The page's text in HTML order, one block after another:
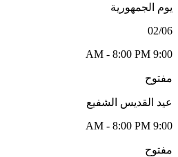
يوم الجمهورية
02/06
9:00 AM - 8:00 PM
مفتوح
عيد القديس الشفيع
9:00 AM - 8:00 PM
مفتوح